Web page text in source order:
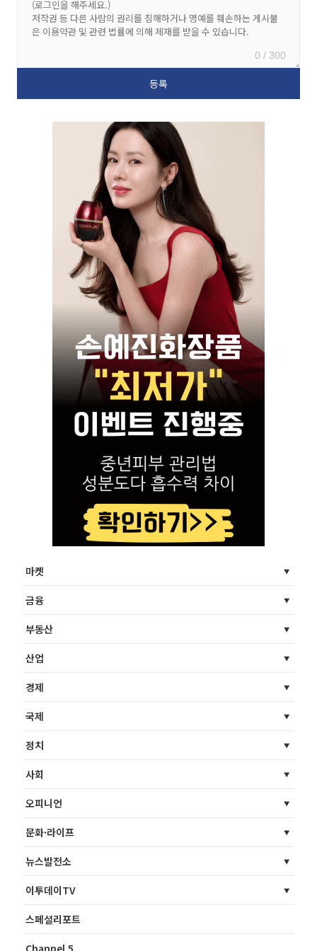
0 / 300
마켓
금융
부동산
산업
경제
국제
정치
사회
오피니언
문화·라이프
뉴스발전소
이투데이TV
스페셜리포트
Channel 5